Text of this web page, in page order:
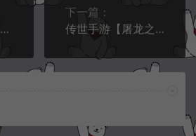
经典Q萌冒险手游【大唐阴阳师之仙界战纪】12月最新整理Linux手工服务端+GM授权后台+安卓苹果双端+详细搭建教程+视频教程
下一篇：
传世手游【屠龙之刃】12月最新整理Linux手工服务端+明文资源+GM授权后台+安卓苹果双端+详细搭建教程+视频教程